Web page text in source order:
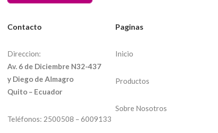
Contacto
Direccion:
Av. 6 de Diciembre N32-437
y Diego de Almagro
Quito – Ecuador
Teléfonos: 2500508 – 6009133
Paginas
Inicio
Productos
Sobre Nosotros